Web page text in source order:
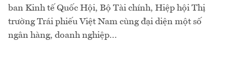
ban Kinh tế Quốc Hội, Bộ Tài chính, Hiệp hội Thị
trường Trái phiếu Việt Nam cùng đại diện một số
ngân hàng, doanh nghiệp...